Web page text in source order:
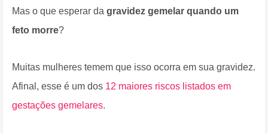
Mas o que esperar da gravidez gemelar quando um
feto morre?
Muitas mulheres temem que isso ocorra em sua gravidez.
Afinal, esse é um dos 12 maiores riscos listados em
gestações gemelares.